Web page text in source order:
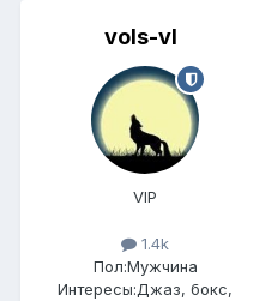
vols-vl
VIP
1.4k
Пол:Мужчина
Интересы:Джаз, бокс,